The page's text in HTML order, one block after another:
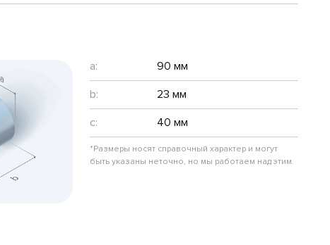
a:
90 мм
b:
23 мм
c:
40 мм
*Размеры носят справочный характер и могут
быть указаны неточно, но мы работаем над этим.